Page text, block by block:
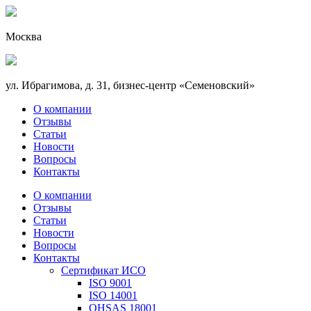
Москва
ул. Ибрагимова, д. 31, бизнес-центр «Семеновский»
О компании
Отзывы
Статьи
Новости
Вопросы
Контакты
О компании
Отзывы
Статьи
Новости
Вопросы
Контакты
Сертификат ИСО
ISO 9001
ISO 14001
OHSAS 18001